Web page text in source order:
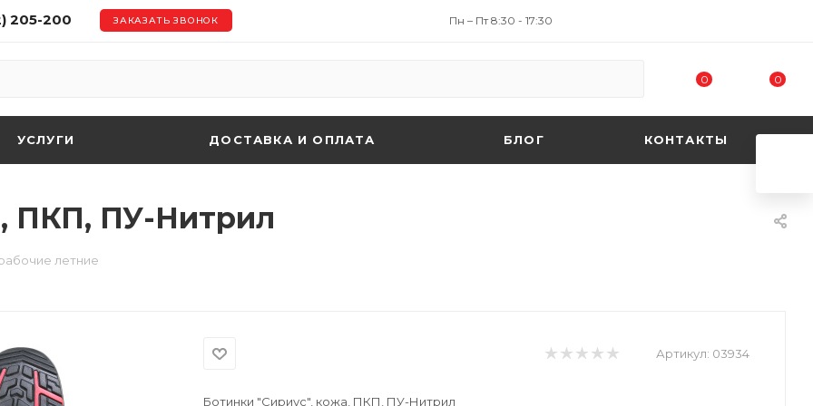
205-200 ЗАКАЗАТЬ ЗВОНОК Пн – Пт 8:30 - 17:30
0 0
УСЛУГИ ДОСТАВКА И ОПЛАТА БЛОГ КОНТАКТЫ
ПКП, ПУ-Нитрил
летние
Артикул: 03934
Ботинки "Сириус", кожа, ПКП, ПУ-Нитрил